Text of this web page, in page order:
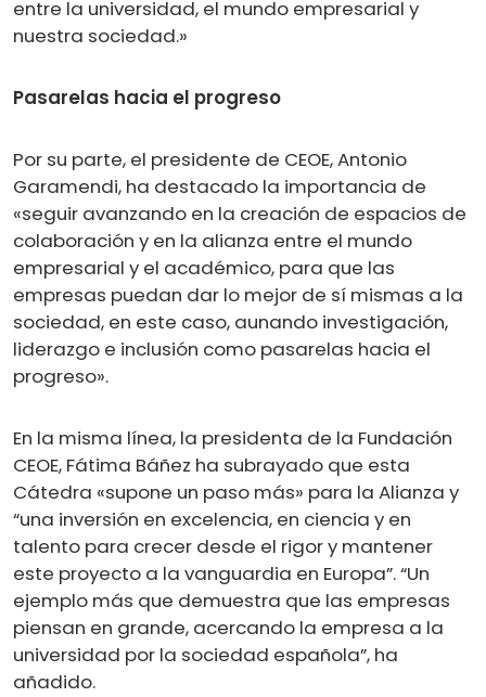
entre la universidad, el mundo empresarial y
nuestra sociedad.»
Pasarelas hacia el progreso
Por su parte, el presidente de CEOE, Antonio
Garamendi, ha destacado la importancia de
«seguir avanzando en la creación de espacios de
colaboración y en la alianza entre el mundo
empresarial y el académico, para que las
empresas puedan dar lo mejor de sí mismas a la
sociedad, en este caso, aunando investigación,
liderazgo e inclusión como pasarelas hacia el
progreso».
En la misma línea, la presidenta de la Fundación
CEOE, Fátima Báñez ha subrayado que esta
Cátedra «supone un paso más» para la Alianza y
“una inversión en excelencia, en ciencia y en
talento para crecer desde el rigor y mantener
este proyecto a la vanguardia en Europa”. “Un
ejemplo más que demuestra que las empresas
piensan en grande, acercando la empresa a la
universidad por la sociedad española”, ha
añadido.